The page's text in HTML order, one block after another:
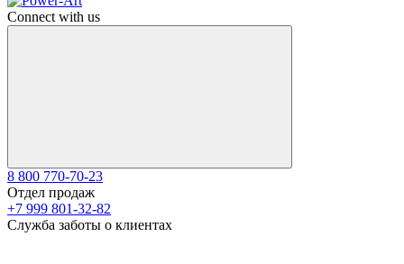
Connect with us
8 800 770-70-23
Отдел продаж
+7 999 801-32-82
Служба заботы о клиентах